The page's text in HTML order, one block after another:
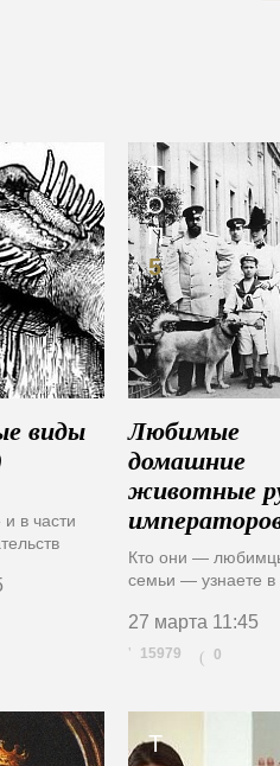
виды
в части
Т
О
П
5
Любимые
домашние
животные
Кто они —
семьи — узнаете в
27 марта 11:45
15979 ( 0
Т